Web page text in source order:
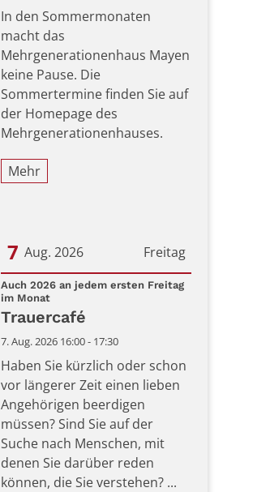
In den Sommermonaten
macht das
Mehrgenerationenhaus Mayen
keine Pause. Die
Sommertermine finden Sie auf
der Homepage des
Mehrgenerationenhauses.
Mehr
Freitag
7 Aug. 2026
Datum: 7. August 2026
Auch 2026 an jedem ersten Freitag
im Monat:
Trauercafé
7. Aug. 2026 16:00 - 17:30
Haben Sie kürzlich oder schon
vor längerer Zeit einen lieben
Angehörigen beerdigen
müssen? Sind Sie auf der
Suche nach Menschen, mit
denen Sie darüber reden
können, die Sie verstehen? ...